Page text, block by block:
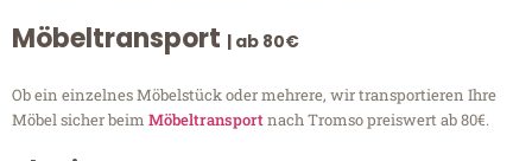
Möbeltransport | ab 80€
Ob ein einzelnes Möbelstück oder mehrere, wir transportieren Ihre
Möbel sicher beim Möbeltransportnach Tromso preiswert ab 80€.